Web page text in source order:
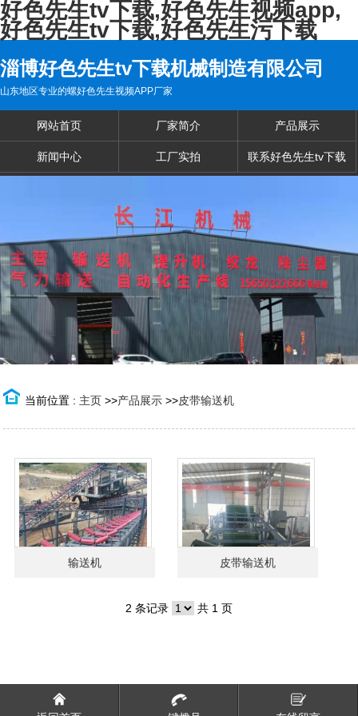
好色先生tv下载,好色先生视频app,
好色先生tv下载,好色先生污下载
淄博好色先生tv下载机械制造有限公司
山东地区专业的螺好色先生视频APP厂家
网站首页 厂家简介 产品展示
新闻中心 工厂实拍 联系好色先生tv下载
当前位置 : 主页 >>产品展示 >>皮带输送机
输送机 皮带输送机
2 条记录 共 1 页